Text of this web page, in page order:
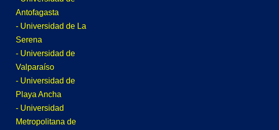
Antofagasta
- Universidad de La
Serena
- Universidad de
Valparaíso
- Universidad de
Playa Ancha
- Universidad
Metropolitana de